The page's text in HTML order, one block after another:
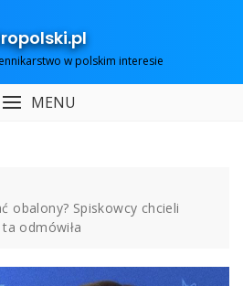
w polskim interesie
MENU
obalony? Spiskowcy chcieli
odmówiła